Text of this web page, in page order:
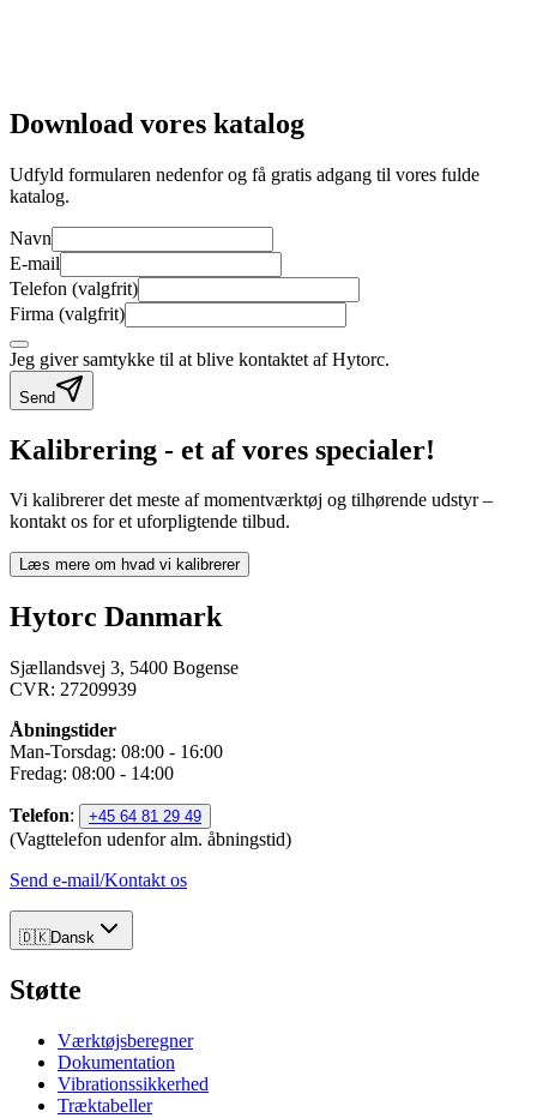
Download vores katalog
Udfyld formularen nedenfor og få gratis adgang til vores fulde
katalog.
Navn
E-mail
Telefon (valgfrit)
Firma (valgfrit)
Jeg giver samtykke til at blive kontaktet af Hytorc.
Send
Kalibrering - et af vores specialer!
Vi kalibrerer det meste af momentværktøj og tilhørende udstyr –
kontakt os for et uforpligtende tilbud.
Læs mere om hvad vi kalibrerer
Hytorc Danmark
Sjællandsvej 3, 5400 Bogense
CVR: 27209939
Åbningstider
Man-Torsdag: 08:00 - 16:00
Fredag: 08:00 - 14:00
Telefon: +45 64 81 29 49
(Vagttelefon udenfor alm. åbningstid)
Send e-mail/Kontakt os
🇩🇰Dansk
Støtte
Værktøjsberegner
Dokumentation
Vibrationssikkerhed
Træktabeller